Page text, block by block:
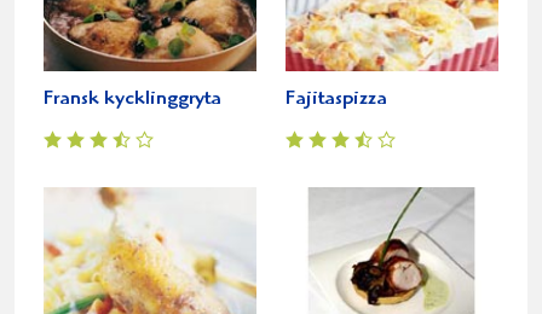
Fransk kycklinggryta Fajitaspizza